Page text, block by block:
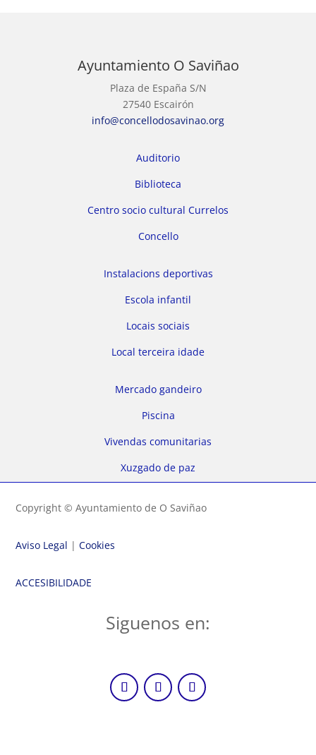
Ayuntamiento O Saviñao
Plaza de España S/N
27540 Escairón
info@concellodosavinao.org
Auditorio
Biblioteca
Centro socio cultural Currelos
Concello
Instalacions deportivas
Escola infantil
Locais sociais
Local terceira idade
Mercado gandeiro
Piscina
Vivendas comunitarias
Xuzgado de paz
Copyright © Ayuntamiento de O Saviñao
Aviso Legal |Cookies
ACCESIBILIDADE
Siguenos en: